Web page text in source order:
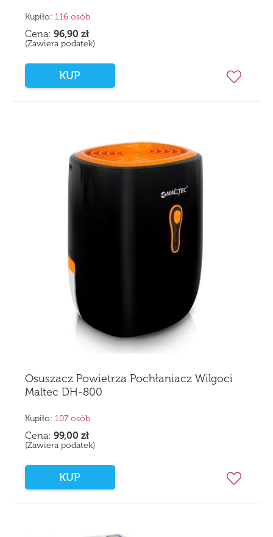
Kupiło: 116 osób
Cena: 96,90 zł
(Zawiera podatek)
KUP
Osuszacz Powietrza Pochłaniacz Wilgoci
Maltec DH-800
Kupiło: 107 osób
Cena: 99,00 zł
(Zawiera podatek)
KUP